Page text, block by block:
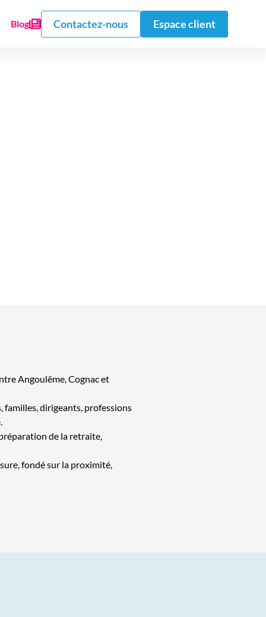
Blog Contactez-nous Espace client
Angoulême, Cognac et
familles, dirigeants, professions
de la retraite,
fondé sur la proximité,